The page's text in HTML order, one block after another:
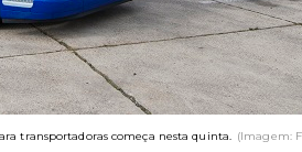
transportadoras começa nesta quinta. (Imagem: